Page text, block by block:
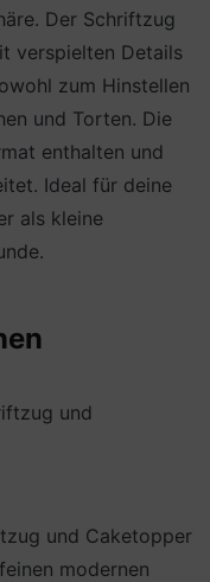
Der Schriftzug
verspielten Details
zum Hinstellen
und Torten. Die
enthalten und
Ideal für deine
als kleine
und
und Caketopper
modernen